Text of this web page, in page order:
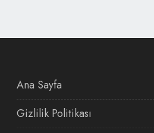
Ana Sayfa
Gizlilik Politikası